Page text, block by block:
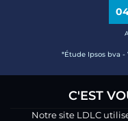
*Étude Ipsos bva -
C'EST
Notre site LDLC